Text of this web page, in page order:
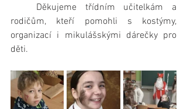
Děkujeme třídním učitelkám a
rodičům, kteří pomohli s kostýmy,
organizací i mikulášskými dárečky pro
děti.